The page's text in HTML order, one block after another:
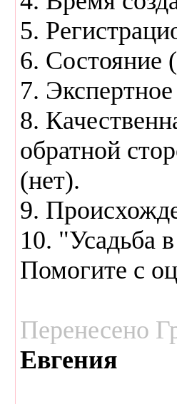
5.
6. Состояние
7.
8.
обратной
(нет).
9.
10. "Усадьба
Помогите с
Перенесено
Евгения